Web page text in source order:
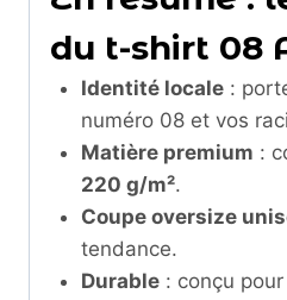
du t-shirt 08
Identité locale:
numéro 08 et vos
Matière premium :
220 g/m².
Coupe oversize
tendance.
Durable: conçu